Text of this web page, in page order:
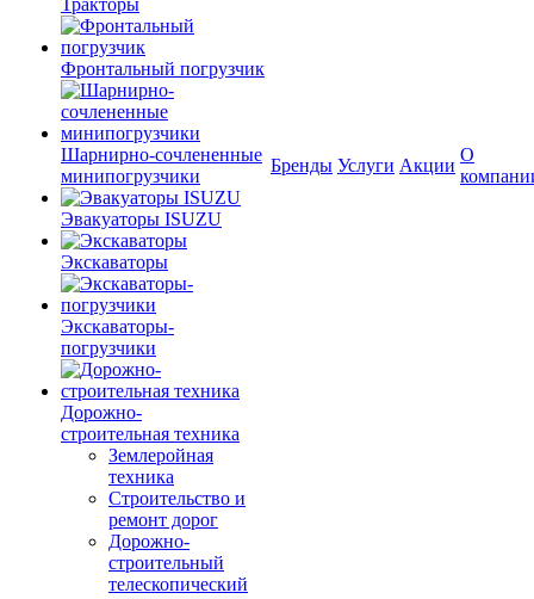
Тракторы
Фронтальный погрузчик
Шарнирно-сочлененные
минипогрузчики
Эвакуаторы ISUZU
Экскаваторы
Экскаваторы-
погрузчики
Дорожно-
строительная техника
Землеройная
техника
Строительство и
ремонт дорог
Дорожно-
строительный
телескопический
Бренды Услуги Акции
О